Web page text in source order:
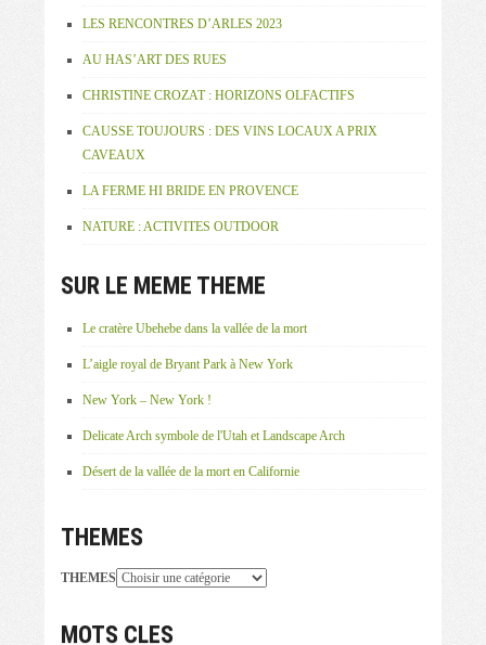
LES RENCONTRES D’ARLES 2023
AU HAS’ART DES RUES
CHRISTINE CROZAT : HORIZONS OLFACTIFS
CAUSSE TOUJOURS : DES VINS LOCAUX A PRIX
CAVEAUX
LA FERME HI BRIDE EN PROVENCE
NATURE : ACTIVITES OUTDOOR
SUR LE MEME THEME
Le cratère Ubehebe dans la vallée de la mort
L’aigle royal de Bryant Park à New York
New York – New York !
Delicate Arch symbole de l'Utah et Landscape Arch
Désert de la vallée de la mort en Californie
THEMES
THEMES
MOTS CLES